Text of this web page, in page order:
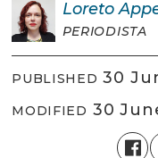
Loreto
PERIODISTA
PUBLISHED 30
MODIFIED 30